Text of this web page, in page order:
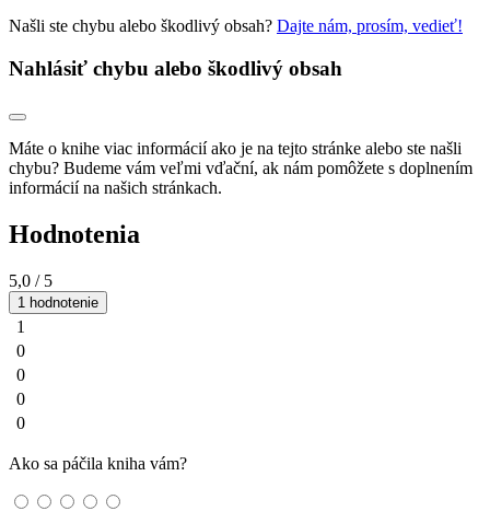
Našli ste chybu alebo škodlivý obsah? Dajte nám, prosím, vedieť!
Nahlásiť chybu alebo škodlivý obsah
Máte o knihe viac informácií ako je na tejto stránke alebo ste našli
chybu? Budeme vám veľmi vďační, ak nám pomôžete s doplnením
informácií na našich stránkach.
Hodnotenia
5,0 / 5
1 hodnotenie
1
0
0
0
0
Ako sa páčila kniha vám?